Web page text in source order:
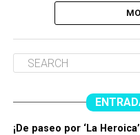
¡De paseo por ‘La